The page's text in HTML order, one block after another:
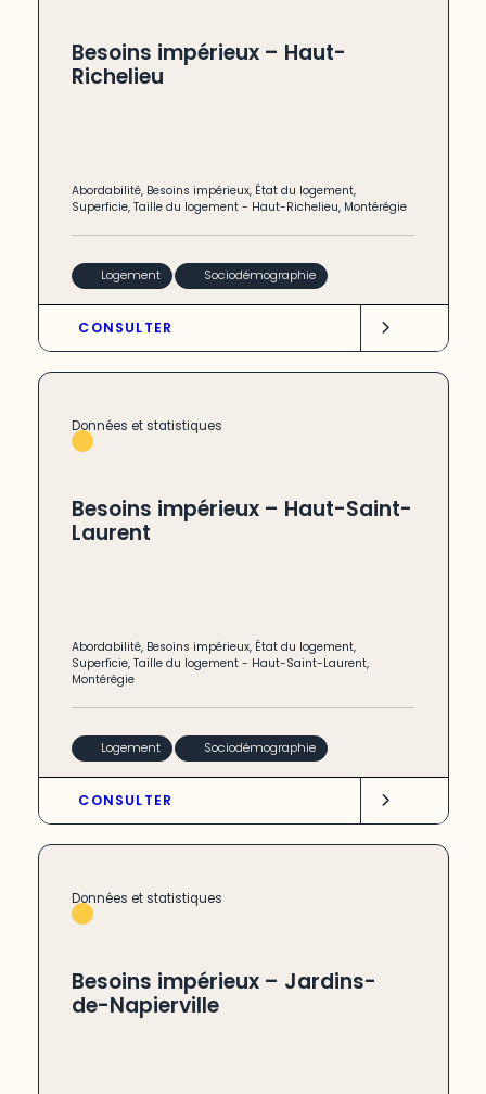
Besoins impérieux – Haut-
Richelieu
Abordabilité, Besoins impérieux, État du logement,
Superficie,Taille du logement - Haut-Richelieu, Montérégie
Logement Sociodémographie
CONSULTER
Données et statistiques
Besoins impérieux – Haut-Saint-
Laurent
Abordabilité, Besoins impérieux, État du logement,
Superficie,Taille du logement - Haut-Saint-Laurent,
Montérégie
Logement Sociodémographie
CONSULTER
Données et statistiques
Besoins impérieux – Jardins-
de-Napierville